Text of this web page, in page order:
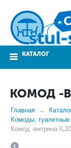
КАТАЛОГ
КОМОД -
Главная
Комоды,
Комод -витрина